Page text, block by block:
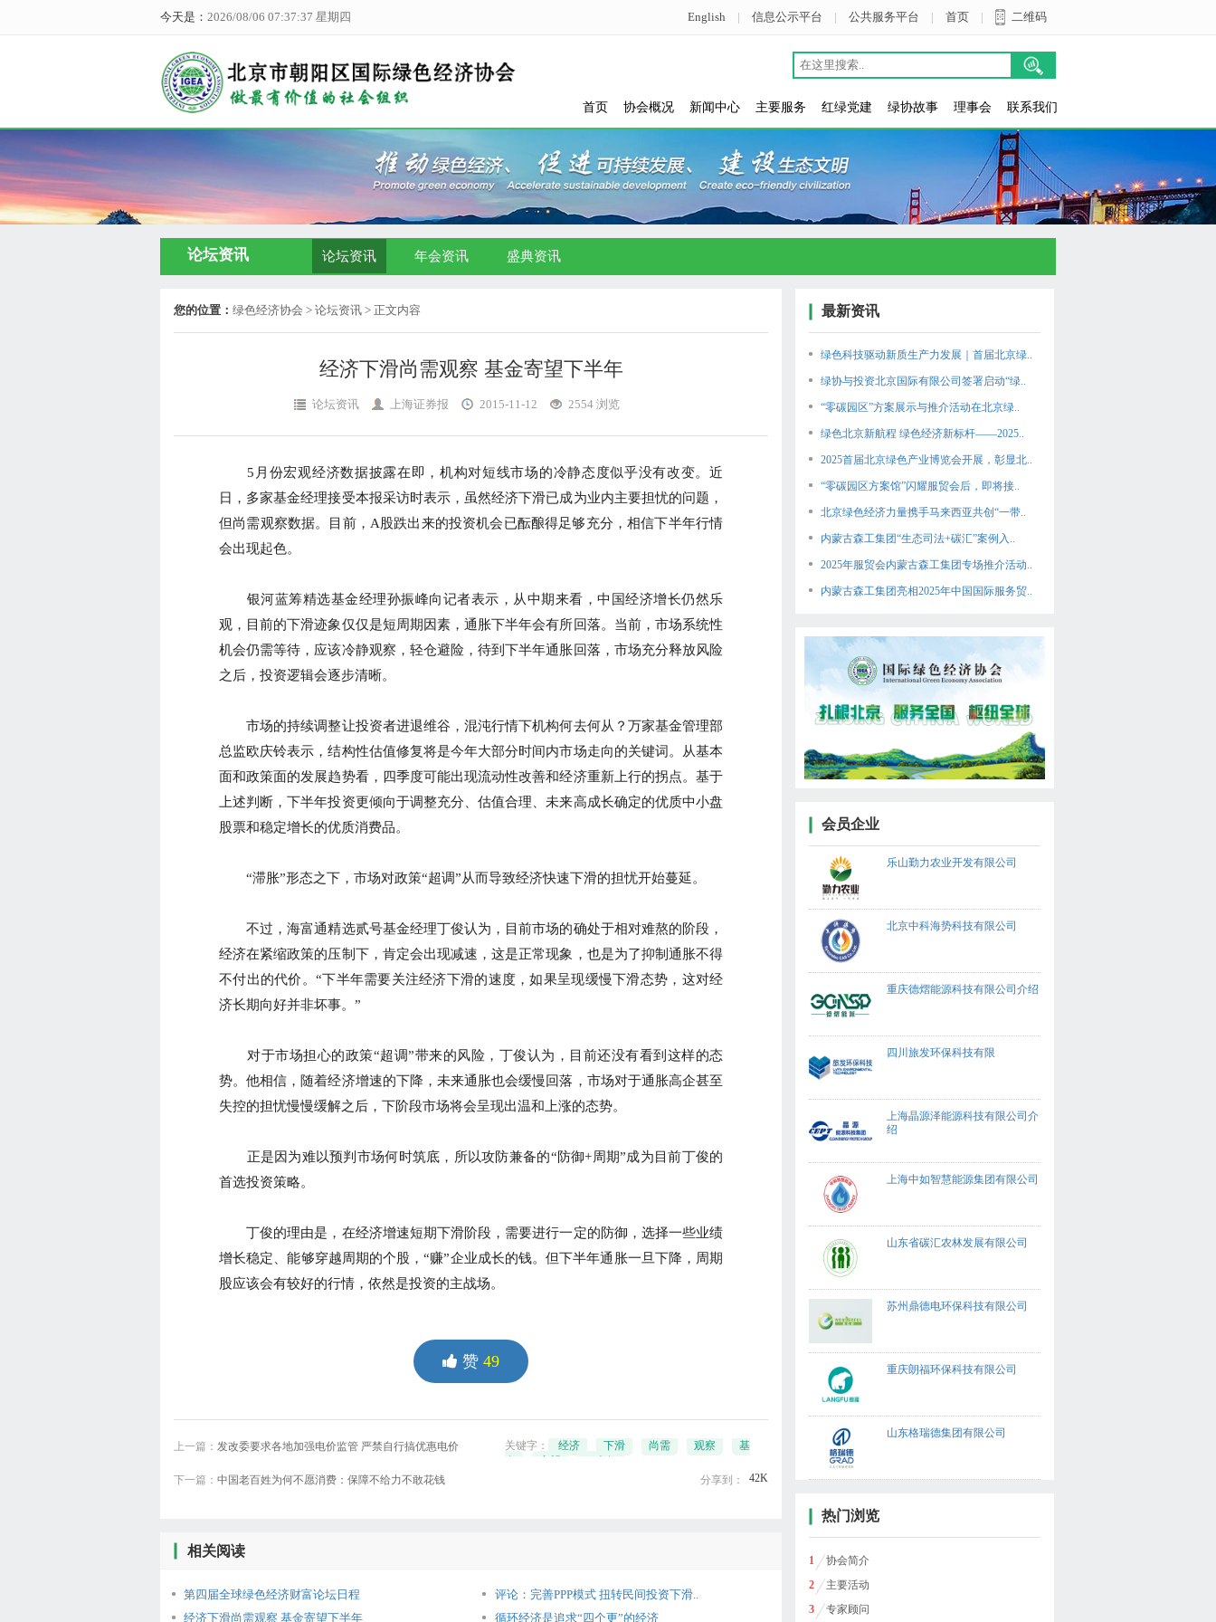
今天是： 2026/08/06 07:37:37 星期四 English | 信息公示平台 | 公共服务平台 | 首页 | 二维码
首页 协会概况 新闻中心 主要服务 红绿党建 绿协故事 理事会 联系我们
论坛资讯 论坛资讯 年会资讯 盛典资讯
您的位置： 绿色经济协会 > 论坛资讯 > 正文内容
经济下滑尚需观察 基金寄望下半年
论坛资讯 上海证券报 2015-11-12 2554 浏览
5月份宏观经济数据披露在即，机构对短线市场的冷静态度似乎没有改变。近
日，多家基金经理接受本报采访时表示，虽然经济下滑已成为业内主要担忧的问题，
但尚需观察数据。目前，A股跌出来的投资机会已酝酿得足够充分，相信下半年行情
会出现起色。
银河蓝筹精选基金经理孙振峰向记者表示，从中期来看，中国经济增长仍然乐
观，目前的下滑迹象仅仅是短周期因素，通胀下半年会有所回落。当前，市场系统性
机会仍需等待，应该冷静观察，轻仓避险，待到下半年通胀回落，市场充分释放风险
之后，投资逻辑会逐步清晰。
市场的持续调整让投资者进退维谷，混沌行情下机构何去何从？万家基金管理部
总监欧庆铃表示，结构性估值修复将是今年大部分时间内市场走向的关键词。从基本
面和政策面的发展趋势看，四季度可能出现流动性改善和经济重新上行的拐点。基于
上述判断，下半年投资更倾向于调整充分、估值合理、未来高成长确定的优质中小盘
股票和稳定增长的优质消费品。
“滞胀”形态之下，市场对政策“超调”从而导致经济快速下滑的担忧开始蔓延。
不过，海富通精选贰号基金经理丁俊认为，目前市场的确处于相对难熬的阶段，
经济在紧缩政策的压制下，肯定会出现减速，这是正常现象，也是为了抑制通胀不得
不付出的代价。“下半年需要关注经济下滑的速度，如果呈现缓慢下滑态势，这对经
济长期向好并非坏事。”
对于市场担心的政策“超调”带来的风险，丁俊认为，目前还没有看到这样的态
势。他相信，随着经济增速的下降，未来通胀也会缓慢回落，市场对于通胀高企甚至
失控的担忧慢慢缓解之后，下阶段市场将会呈现出温和上涨的态势。
正是因为难以预判市场何时筑底，所以攻防兼备的“防御+周期”成为目前丁俊的
首选投资策略。
丁俊的理由是，在经济增速短期下滑阶段，需要进行一定的防御，选择一些业绩
增长稳定、能够穿越周期的个股，“赚”企业成长的钱。但下半年通胀一旦下降，周期
股应该会有较好的行情，依然是投资的主战场。
赞 49
上一篇： 发改委要求各地加强电价监管 严禁自行搞优惠电价
下一篇： 中国老百姓为何不愿消费：保障不给力不敢花钱
关键字： 经济 下滑 尚需 观察
基
分享到：
42K
相关阅读
第四届全球绿色经济财富论坛日程
评论：完善PPP模式 扭转民间投资下滑..
经济下滑尚需观察 基金寄望下半年
循环经济是追求“四个更”的经济
最新资讯
绿色科技驱动新质生产力发展｜首届北京绿..
绿协与投资北京国际有限公司签署启动“绿..
“零碳园区”方案展示与推介活动在北京绿..
绿色北京新航程 绿色经济新标杆——2025..
2025首届北京绿色产业博览会开展，彰显北..
“零碳园区方案馆”闪耀服贸会后，即将接..
北京绿色经济力量携手马来西亚共创“一带..
内蒙古森工集团“生态司法+碳汇”案例入..
2025年服贸会内蒙古森工集团专场推介活动..
内蒙古森工集团亮相2025年中国国际服务贸..
会员企业
乐山勤力农业开发有限公司
北京中科海势科技有限公司
重庆德熠能源科技有限公司介绍
四川旅发环保科技有限
上海晶源泽能源科技有限公司介
绍
上海中如智慧能源集团有限公司
山东省碳汇农林发展有限公司
苏州鼎德电环保科技有限公司
重庆朗福环保科技有限公司
山东格瑞德集团有限公司
热门浏览
1
协会简介
2
主要活动
3
专家顾问